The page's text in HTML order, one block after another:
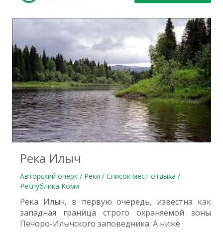
0
Река Илыч
Авторский очерк / Реки / Список мест отдыха /
Республика Коми
Река Илыч, в первую очередь, известна как
западная граница строго охраняемой зоны
Печоро-Илычского заповедника. А ниже